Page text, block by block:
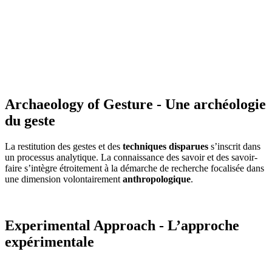
Archaeology of Gesture - Une archéologie
du geste
La restitution des gestes et des techniques disparues s’inscrit dans
un processus analytique. La connaissance des savoir et des savoir-
faire s’intègre étroitement à la démarche de recherche focalisée dans
une dimension volontairement anthropologique.
Experimental Approach - L’approche
expérimentale